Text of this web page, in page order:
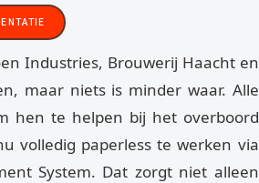
Industries, Brouwerij Haacht en
maar niets is minder waar. Alle
hen te helpen bij het overboord
volledig paperless te werken via
System. Dat zorgt niet alleen